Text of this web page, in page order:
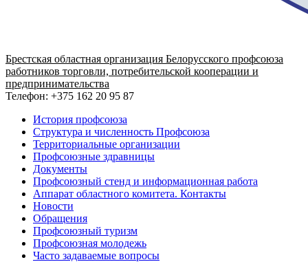
Брестская областная организация Белорусского профсоюза
работников торговли, потребительской кооперации и
предпринимательства
Телефон: +375 162 20 95 87
История профсоюза
Структура и численность Профсоюза
Территориальные организации
Профсоюзные здравницы
Документы
Профсоюзный стенд и информационная работа
Аппарат областного комитета. Контакты
Новости
Обращения
Профсоюзный туризм
Профсоюзная молодежь
Часто задаваемые вопросы